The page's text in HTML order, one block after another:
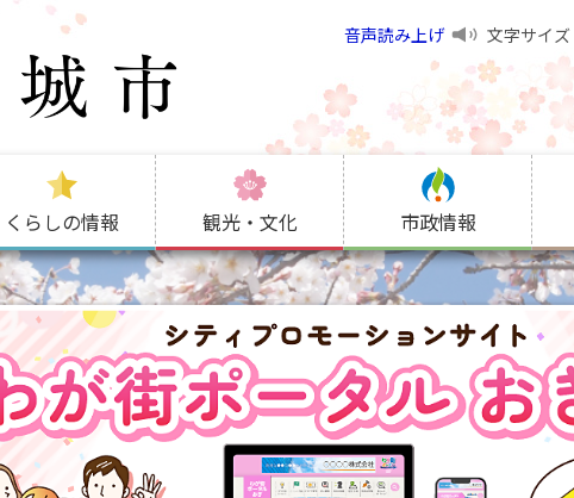
音声読み上げ 文字サイズ
くらしの情報 観光・文化 市政情報